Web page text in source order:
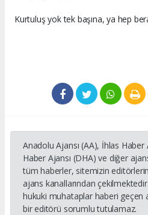
Kurtuluş yok tek başına, ya hep
Anadolu Ajansı (AA), İhlas
Haber Ajansı (DHA) ve diğer
tüm haberler, sitemizin
ajans kanallarından
hukuki muhataplar haberi geçen
bir editörü sorumlu tutulamaz.